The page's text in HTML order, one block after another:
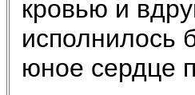
кровью и
исполнилось
юное сердце